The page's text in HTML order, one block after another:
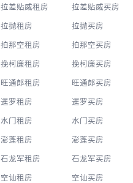
拉差贴威租房 拉差贴威买房
拉抛租房 拉抛买房
拍那空租房 拍那空买房
挽柯廉租房 挽柯廉买房
旺通郎租房 旺通郎买房
暹罗租房 暹罗买房
水门租房 水门买房
澎蓬租房 澎蓬买房
石龙军租房 石龙军买房
空讪租房 空讪买房